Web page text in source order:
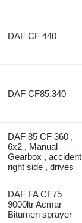
DAF CF 440
DAF CF85.340
DAF 85 CF 360 ,
6x2 , Manual
Gearbox , accident
right side , drives
DAF FA CF75
9000ltr Acmar
Bitumen sprayer